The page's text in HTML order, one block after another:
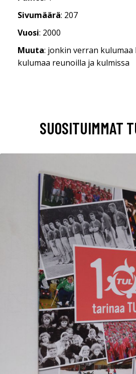
Sivumäärä: 207
Vuosi: 2000
Muuta: jonkin verran kulumaa
kulumaa reunoilla ja kulmissa
SUOSITUIMMAT